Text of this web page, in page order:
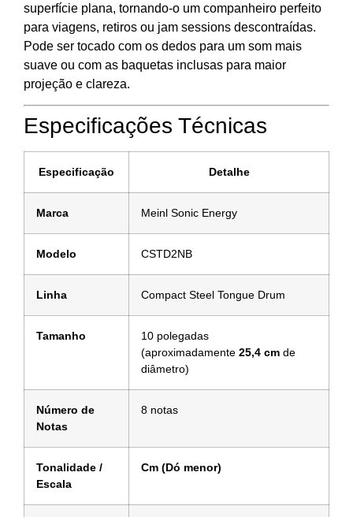
superfície plana, tornando-o um companheiro perfeito
para viagens, retiros ou jam sessions descontraídas.
Pode ser tocado com os dedos para um som mais
suave ou com as baquetas inclusas para maior
projeção e clareza.
Especificações Técnicas
Especificação Detalhe
Marca Meinl Sonic Energy
Modelo CSTD2NB
Linha Compact Steel Tongue Drum
Tamanho
10 polegadas
(aproximadamente 25,4 cm de
diâmetro)
Número de
Notas
8 notas
Tonalidade /
Escala
Cm (Dó menor)